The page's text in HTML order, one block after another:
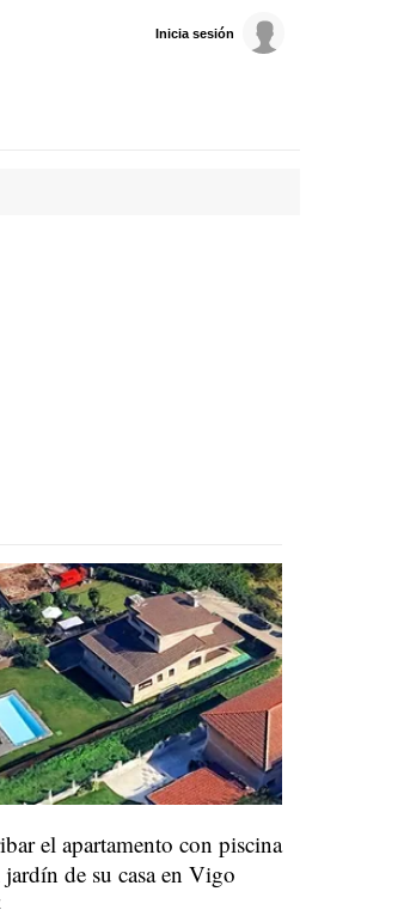
Inicia sesión
el apartamento con piscina
de su casa en Vigo